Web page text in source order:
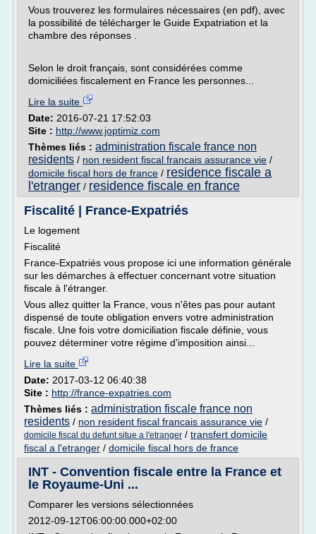
Vous trouverez les formulaires nécessaires (en pdf), avec
la possibilité de télécharger le Guide Expatriation et la
chambre des réponses .
Selon le droit français, sont considérées comme
domiciliées fiscalement en France les personnes...
Lire la suite
Date: 2016-07-21 17:52:03
Site : http://www.joptimiz.com
Thèmes liés : administration fiscale france non
residents / non resident fiscal francais assurance vie /
domicile fiscal hors de france / residence fiscale a
l'etranger / residence fiscale en france
Fiscalité | France-Expatriés
Le logement
Fiscalité
France-Expatriés vous propose ici une information générale
sur les démarches à effectuer concernant votre situation
fiscale à l'étranger.
Vous allez quitter la France, vous n'êtes pas pour autant
dispensé de toute obligation envers votre administration
fiscale. Une fois votre domiciliation fiscale définie, vous
pouvez déterminer votre régime d'imposition ainsi...
Lire la suite
Date: 2017-03-12 06:40:38
Site : http://france-expatries.com
Thèmes liés : administration fiscale france non
residents / non resident fiscal francais assurance vie /
domicile fiscal du defunt situe a l'etranger / transfert domicile
fiscal a l'etranger / domicile fiscal hors de france
INT - Convention fiscale entre la France et
le Royaume-Uni ...
Comparer les versions sélectionnées
2012-09-12T06:00:00.000+02:00